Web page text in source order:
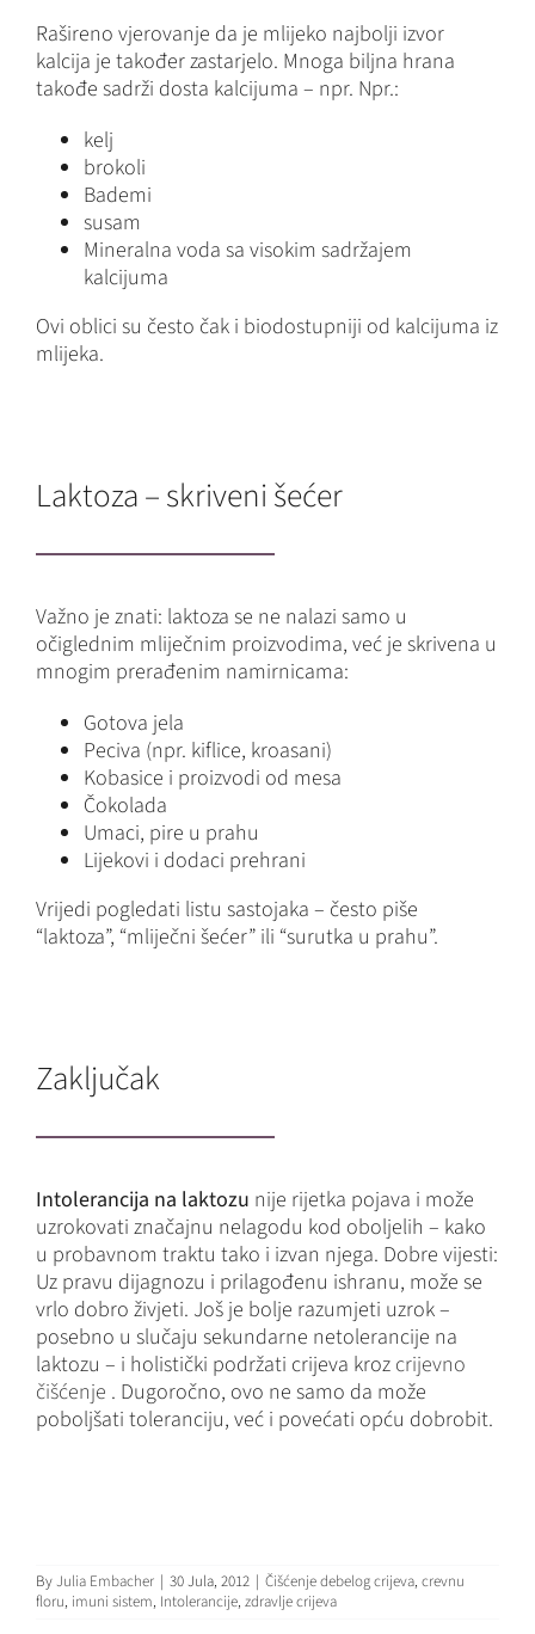
Rašireno vjerovanje da je mlijeko najbolji izvor
kalcija je također zastarjelo. Mnoga biljna hrana
takođe sadrži dosta kalcijuma – npr. Npr.:
kelj
brokoli
Bademi
susam
Mineralna voda sa visokim sadržajem
kalcijuma
Ovi oblici su često čak i biodostupniji od kalcijuma iz
mlijeka.
Laktoza – skriveni šećer
Važno je znati: laktoza se ne nalazi samo u
očiglednim mliječnim proizvodima, već je skrivena u
mnogim prerađenim namirnicama:
Gotova jela
Peciva (npr. kiflice, kroasani)
Kobasice i proizvodi od mesa
Čokolada
Umaci, pire u prahu
Lijekovi i dodaci prehrani
Vrijedi pogledati listu sastojaka – često piše
“laktoza”, “mliječni šećer” ili “surutka u prahu”.
Zaključak
Intolerancija na laktozu nije rijetka pojava i može
uzrokovati značajnu nelagodu kod oboljelih – kako
u probavnom traktu tako i izvan njega. Dobre vijesti:
Uz pravu dijagnozu i prilagođenu ishranu, može se
vrlo dobro živjeti. Još je bolje razumjeti uzrok –
posebno u slučaju sekundarne netolerancije na
laktozu – i holistički podržati crijeva kroz crijevno
čišćenje . Dugoročno, ovo ne samo da može
poboljšati toleranciju, već i povećati opću dobrobit.
ByJulia Embacher | 30 Jula, 2012 | Čišćenje debelog crijeva, crevnu
floru, imuni sistem, Intolerancije, zdravlje crijeva